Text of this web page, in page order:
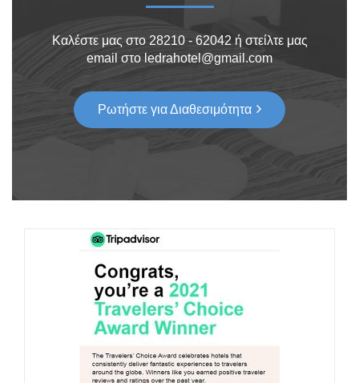
Καλέστε μας στο 28210 - 62042 ή στείλτε μας
email στο ledrahotel@gmail.com
Ρωτήστε για Διαθεσιμότητα